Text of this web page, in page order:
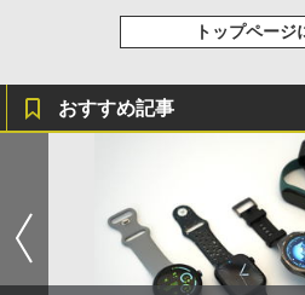
トップページ
おすすめ記事